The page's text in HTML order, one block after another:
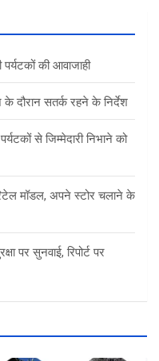
की आवाजाही
के दौरान सतर्क रहने के निर्देश
से जिम्मेदारी निभाने को
मॉडल, अपने स्टोर चलाने के
पर सुनवाई, रिपोर्ट पर